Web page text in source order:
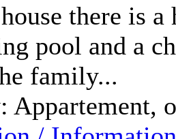
there is
pool and a
family...
Appartement,